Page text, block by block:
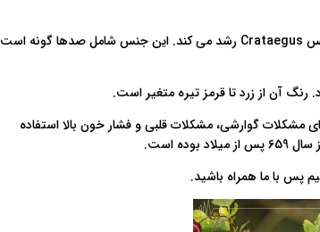
زالزالک میوه ای کوچکی است که روی درختان و درختچه های از جنس Crataegus رشد می کند. این جنس شامل صدها گونه است
آن از زرد تا قرمز تیره متغیر است.
گوارشی، مشکلات قلبی و فشار خون بالا استفاده
است.